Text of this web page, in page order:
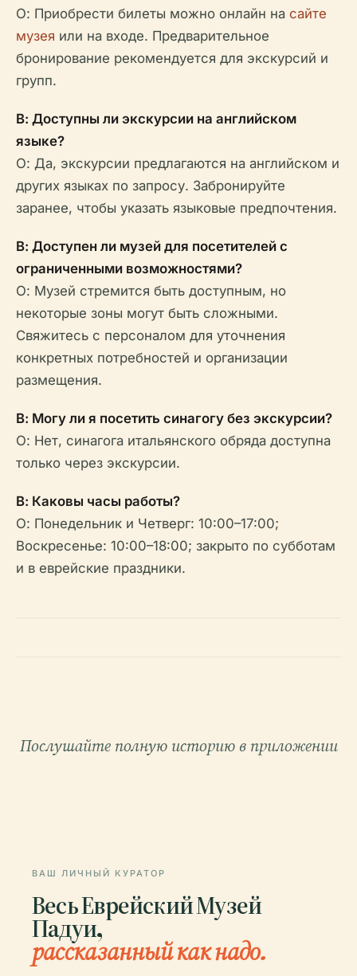
О: Приобрести билеты можно онлайн на сайте
музея или на входе. Предварительное
бронирование рекомендуется для экскурсий и
групп.
В: Доступны ли экскурсии на английском
языке?
О: Да, экскурсии предлагаются на английском и
других языках по запросу. Забронируйте
заранее, чтобы указать языковые предпочтения.
В: Доступен ли музей для посетителей с
ограниченными возможностями?
О: Музей стремится быть доступным, но
некоторые зоны могут быть сложными.
Свяжитесь с персоналом для уточнения
конкретных потребностей и организации
размещения.
В: Могу ли я посетить синагогу без экскурсии?
О: Нет, синагога итальянского обряда доступна
только через экскурсии.
В: Каковы часы работы?
О: Понедельник и Четверг: 10:00–17:00;
Воскресенье: 10:00–18:00; закрыто по субботам
и в еврейские праздники.
Послушайте полную историю в приложении
ВАШ ЛИЧНЫЙ КУРАТОР
Весь Еврейский Музей
Падуи,
рассказанный как надо.